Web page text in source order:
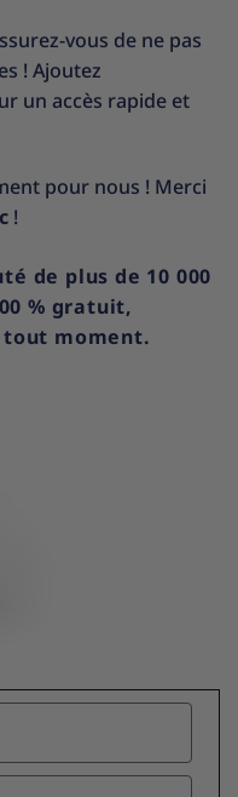
vous de ne pas
! Ajoutez
un accès rapide et
pour nous ! Merci
!
de plus de 10 000
% gratuit,
tout moment.